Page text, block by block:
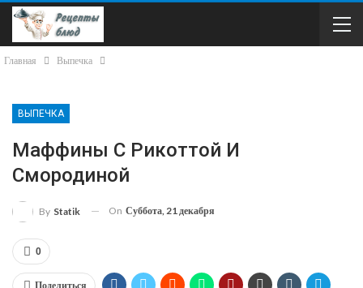
Главная Выпечка
ВЫПЕЧКА
Маффины С Рикоттой И
Смородиной
By Statik On Суббота, 21 декабря
0
Поделиться